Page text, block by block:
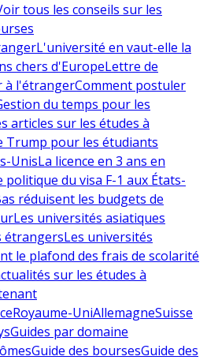
tous les conseils sur les
L'université en vaut-elle la
chers d'EuropeLettre de
à l'étrangerComment postuler
du temps pour les
articles sur les études à
Trump pour les étudiants
UnisLa licence en 3 ans en
politique du visa F-1 aux États-
réduisent les budgets de
Les universités asiatiques
étrangersLes universités
le plafond des frais de scolarité
sur les études à
Royaume-UniAllemagneSuisse
Guides par domaine
Guide des boursesGuide des